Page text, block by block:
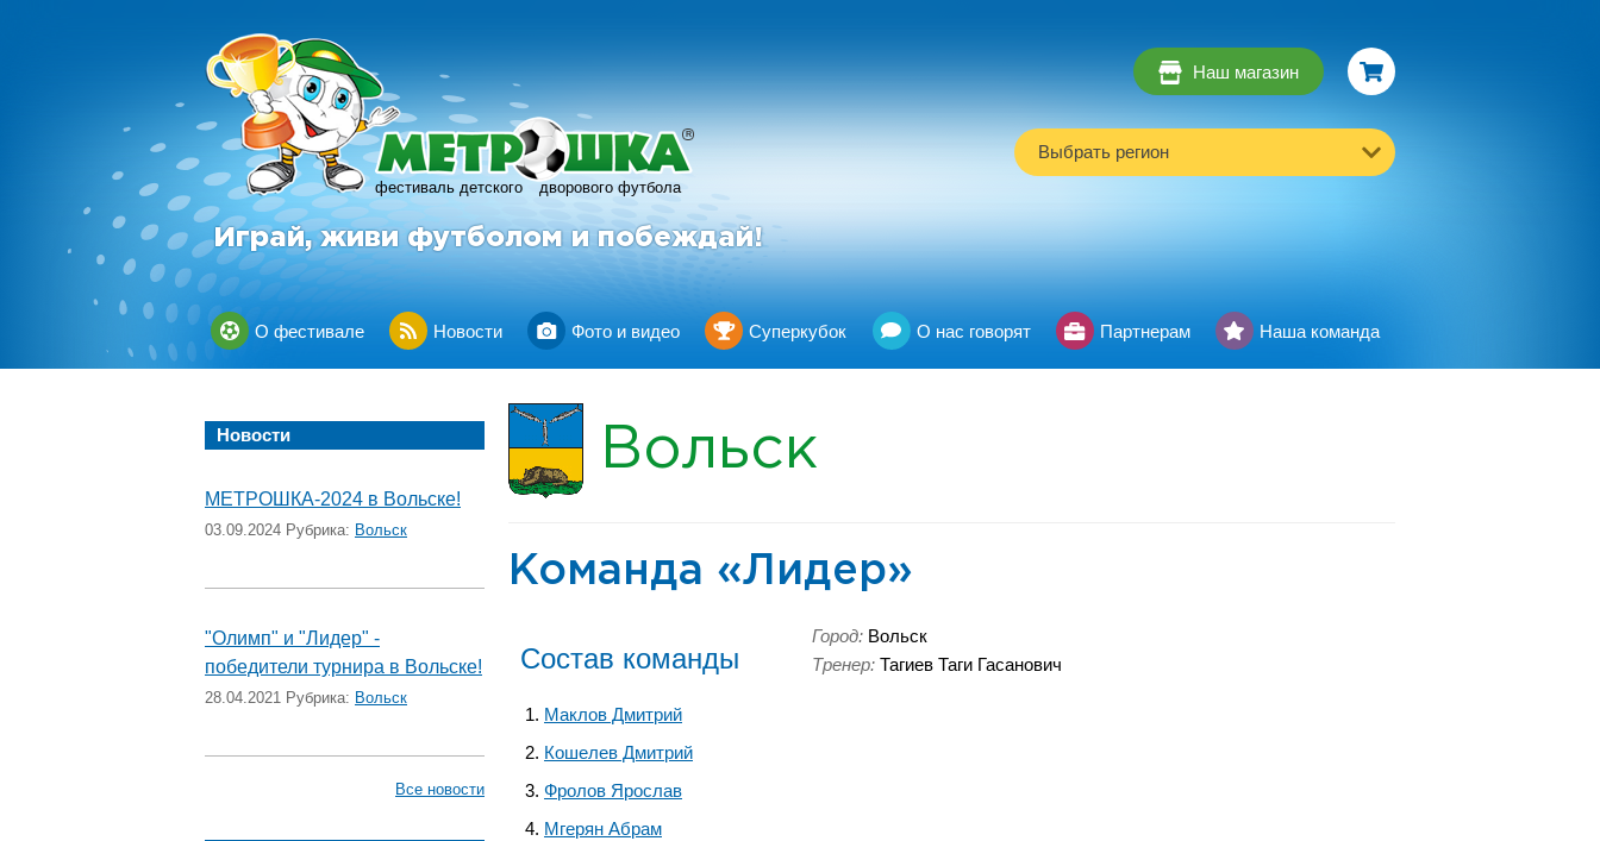
фестиваль детского дворового футбола
R
Играй, живи футболом и побеждай!
Наш магазин
Выбрать регион
О фестивале Новости Фото и видео Суперкубок О нас говорят Партнерам Наша команда
Новости
МЕТРОШКА-2024 в Вольске!
03.09.2024 Рубрика: Вольск
"Олимп" и "Лидер" -
победители турнира в Вольске!
28.04.2021 Рубрика: Вольск
Все новости
Вольск
Команда «Лидер»
Состав команды
Маклов Дмитрий
Кошелев Дмитрий
Фролов Ярослав
Мгерян Абрам
Город: Вольск
Тренер: Тагиев Таги Гасанович